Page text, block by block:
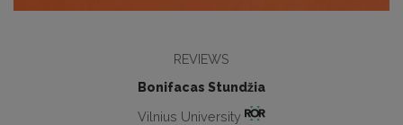
REVIEWS
Bonifacas Stundžia
Vilnius University